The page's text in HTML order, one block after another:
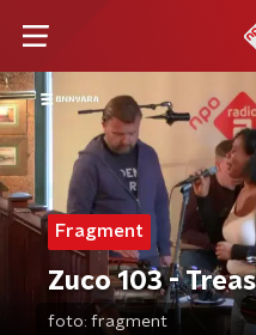
Fragment
Zuco 103 -
foto: fragment